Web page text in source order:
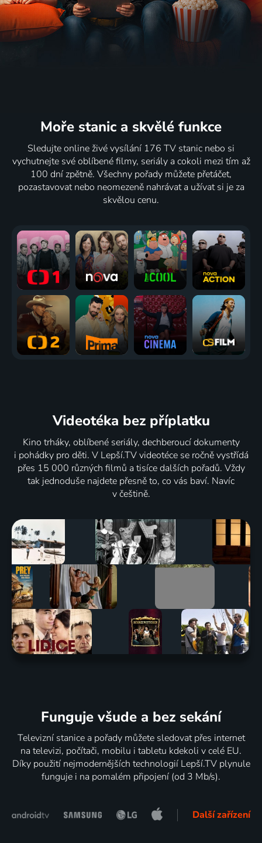
Moře stanic a skvělé funkce
Sledujte online živé vysílání 176 TV stanic nebo si
vychutnejte své oblíbené filmy, seriály a cokoli mezi tím až
100 dní zpětně. Všechny pořady můžete přetáčet,
pozastavovat nebo neomezeně nahrávat a užívat si je za
skvělou cenu.
Videotéka bez příplatku
Kino trháky, oblíbené seriály, dechberoucí dokumenty
i pohádky pro děti. V Lepší.TV videotéce se ročně vystřídá
přes 15 000 různých filmů a tisíce dalších pořadů. Vždy
tak jednoduše najdete přesně to, co vás baví. Navíc
v češtině.
Funguje všude a bez sekání
Televizní stanice a pořady můžete sledovat přes internet
na televizi, počítači, mobilu i tabletu kdekoli v celé EU.
Díky použití nejmodernějších technologií Lepší.TV plynule
funguje i na pomalém připojení (od 3 Mb/s).
Další zařízení